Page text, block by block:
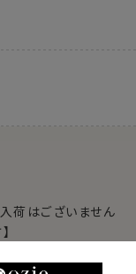
荷はございません